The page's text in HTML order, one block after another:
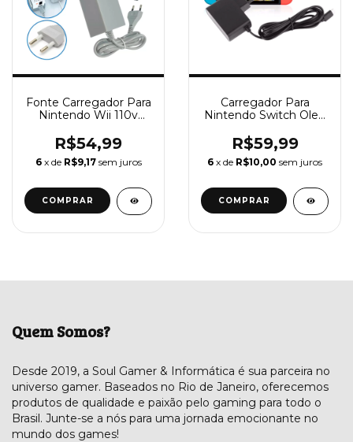
Fonte Carregador Para
Nintendo Wii 110v
R$54,99
6 x de R$9,17 sem juros
Carregador Para
Nintendo Switch Oled
Lite Fonte 100-240v
Bivolt
R$59,99
6 x de R$10,00 sem juros
Quem Somos?
Desde 2019, a Soul Gamer & Informática é sua parceira no
universo gamer. Baseados no Rio de Janeiro, oferecemos
produtos de qualidade e paixão pelo gaming para todo o
Brasil. Junte-se a nós para uma jornada emocionante no
mundo dos games!